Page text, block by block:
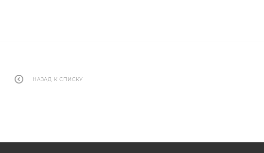
НАЗАД К СПИСКУ